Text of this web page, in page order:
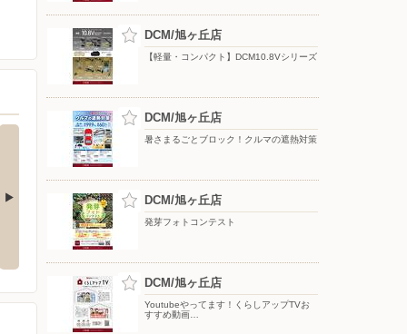
信中!
【DCMアプリ会員さま限定】特別
ポイント付与キャンペーン
DCM/旭ヶ丘店
【軽量・コンパクト】DCM10.8Vシリーズ
DCM/旭ヶ丘店
暑さまるごとブロック！クルマの遮熱対策
DCM/旭ヶ丘店
発芽フォトコンテスト
DCM/旭ヶ丘店
Youtubeやってます！くらしアップTVお
すすめ動画…